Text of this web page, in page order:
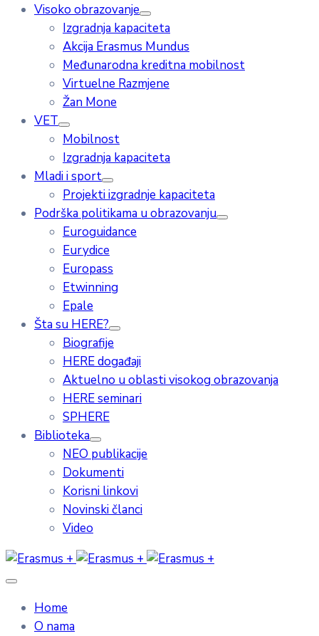
Visoko obrazovanje
Izgradnja kapaciteta
Akcija Erasmus Mundus
Međunarodna kreditna mobilnost
Virtuelne Razmjene
Žan Mone
VET
Mobilnost
Izgradnja kapaciteta
Mladi i sport
Projekti izgradnje kapaciteta
Podrška politikama u obrazovanju
Euroguidance
Eurydice
Europass
Etwinning
Epale
Šta su HERE?
Biografije
HERE događaji
Aktuelno u oblasti visokog obrazovanja
HERE seminari
SPHERE
Biblioteka
NEO publikacije
Dokumenti
Korisni linkovi
Novinski članci
Video
Home
O nama